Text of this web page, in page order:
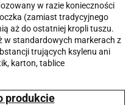
w razie konieczności
(zamiast tradycyjnego
aż do ostatniej kropli tuszu.
w standardowych markerach z
trujących ksylenu ani
karton, tablice
produkcie